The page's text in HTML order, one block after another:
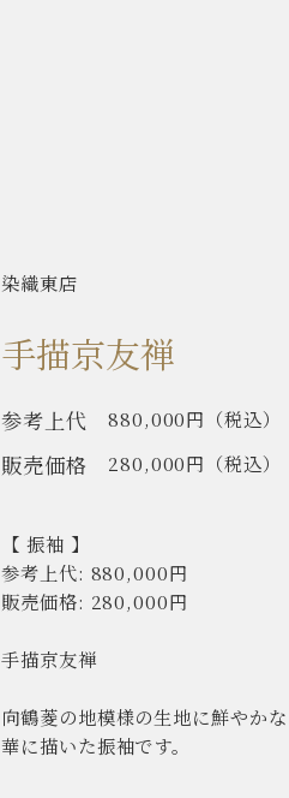
染織東店
手描京友禅
参考上代 880,000円 （税込）
販売価格 280,000円 （税込）
【 振袖 】
参考上代: 880,000円
販売価格: 280,000円
手描京友禅
向鶴菱の地模様の生地に鮮やか
華に描いた振袖です。